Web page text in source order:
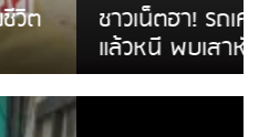
สายชนป้ายร้านโลงศพ
หัก หวิดได้ใช้บริการ